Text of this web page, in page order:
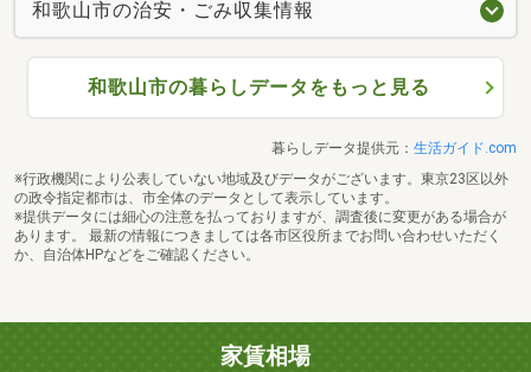
和歌山市の治安・ごみ収集情報
和歌山市の暮らしデータをもっと見る
暮らしデータ提供元： 生活ガイド.com
※行政機関により公表していない地域及びデータがございます。東京23区以外
の政令指定都市は、市全体のデータとして表示しています。
※提供データには細心の注意を払っておりますが、調査後に変更がある場合が
あります。 最新の情報につきましては各市区役所までお問い合わせいただく
か、自治体HPなどをご確認ください。
家賃相場